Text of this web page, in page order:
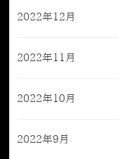
2022年12月
2022年11月
2022年10月
2022年9月